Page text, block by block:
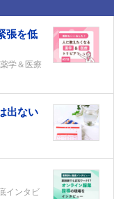
張を低
学＆医療
出ない
インタビ